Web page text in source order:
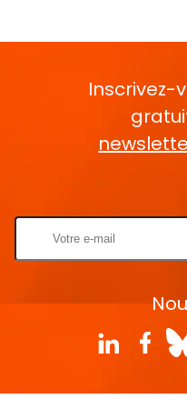
Inscrivez-